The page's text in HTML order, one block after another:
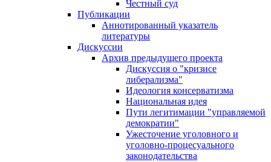
Честный суд
Публикации
Аннотированный указатель
литературы
Дискуссии
Архив предыдущего проекта
Дискуссия о "кризисе
либерализма"
Идеология консерватизма
Национальная идея
Пути легитимации "управляемой
демократии"
Ужесточение уголовного и
уголовно-процесуального
законодательства